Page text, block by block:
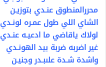
محررالمنطوق عنـدي بتوزيـن
الشاي اللي طول عمـره لونـدي
لولاك ياقاضي ما ادعيـه عنـدي
غير اضربه ضربة بيد الهونـدي
واشدة شـدة علىبـدر وجنيـن